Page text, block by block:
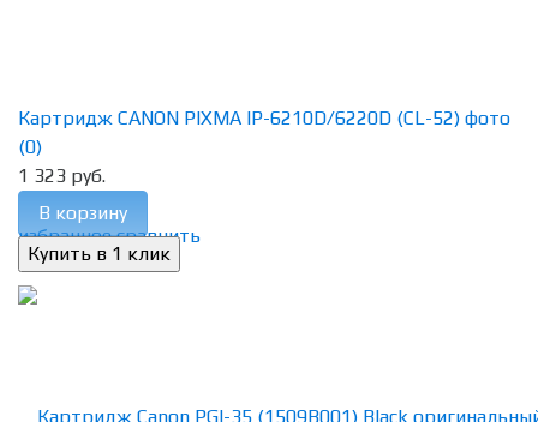
избранное сравнить
Картридж CANON PIXMA IP-6210D/6220D (CL-52) фото
(0)
1 323 руб.
В корзину